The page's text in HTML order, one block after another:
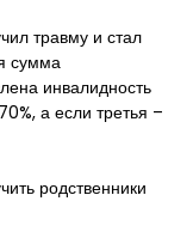
травму и стал
сумма
инвалидность
а если третья –
родственники